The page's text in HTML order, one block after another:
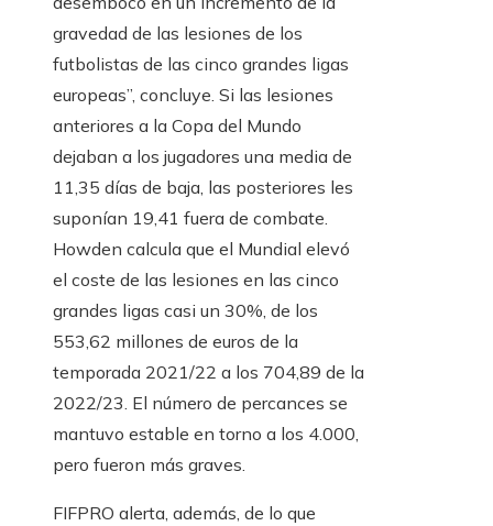
gravedad de las lesiones de los
futbolistas de las cinco grandes ligas
europeas”, concluye. Si las lesiones
anteriores a la Copa del Mundo
dejaban a los jugadores una media de
11,35 días de baja, las posteriores les
suponían 19,41 fuera de combate.
Howden calcula que el Mundial elevó
el coste de las lesiones en las cinco
grandes ligas casi un 30%, de los
553,62 millones de euros de la
temporada 2021/22 a los 704,89 de la
2022/23. El número de percances se
mantuvo estable en torno a los 4.000,
pero fueron más graves.
FIFPRO alerta, además, de lo que